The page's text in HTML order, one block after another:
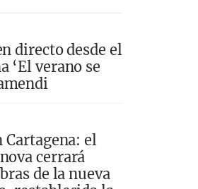
directo desde el
‘El verano se
Cartagena: el
cerrará
de la nueva